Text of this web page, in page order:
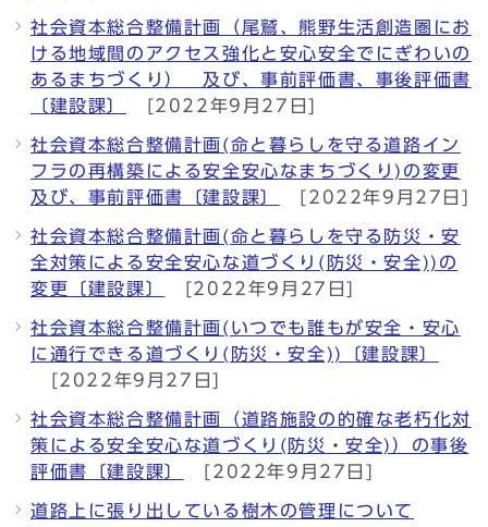
社会資本総合整備計画（尾鷲、熊野生活創造圏にお
ける地域間のアクセス強化と安心安全でにぎわいの
あるまちづくり） 及び、事前評価書、事後評価書
〔建設課〕
[2022年9月27日]
社会資本総合整備計画(命と暮らしを守る道路イン
フラの再構築による安全安心なまちづくり)の変更
及び、事前評価書〔建設課〕
[2022年9月27日]
社会資本総合整備計画(命と暮らしを守る防災・安
全対策による安全安心な道づくり(防災・安全))の
変更〔建設課〕
[2022年9月27日]
社会資本総合整備計画(いつでも誰もが安全・安心
に通行できる道づくり(防災・安全))〔建設課〕
[2022年9月27日]
社会資本総合整備計画（道路施設の的確な老朽化対
策による安全安心な道づくり(防災・安全)）の事後
評価書〔建設課〕
[2022年9月27日]
道路上に張り出している樹木の管理について